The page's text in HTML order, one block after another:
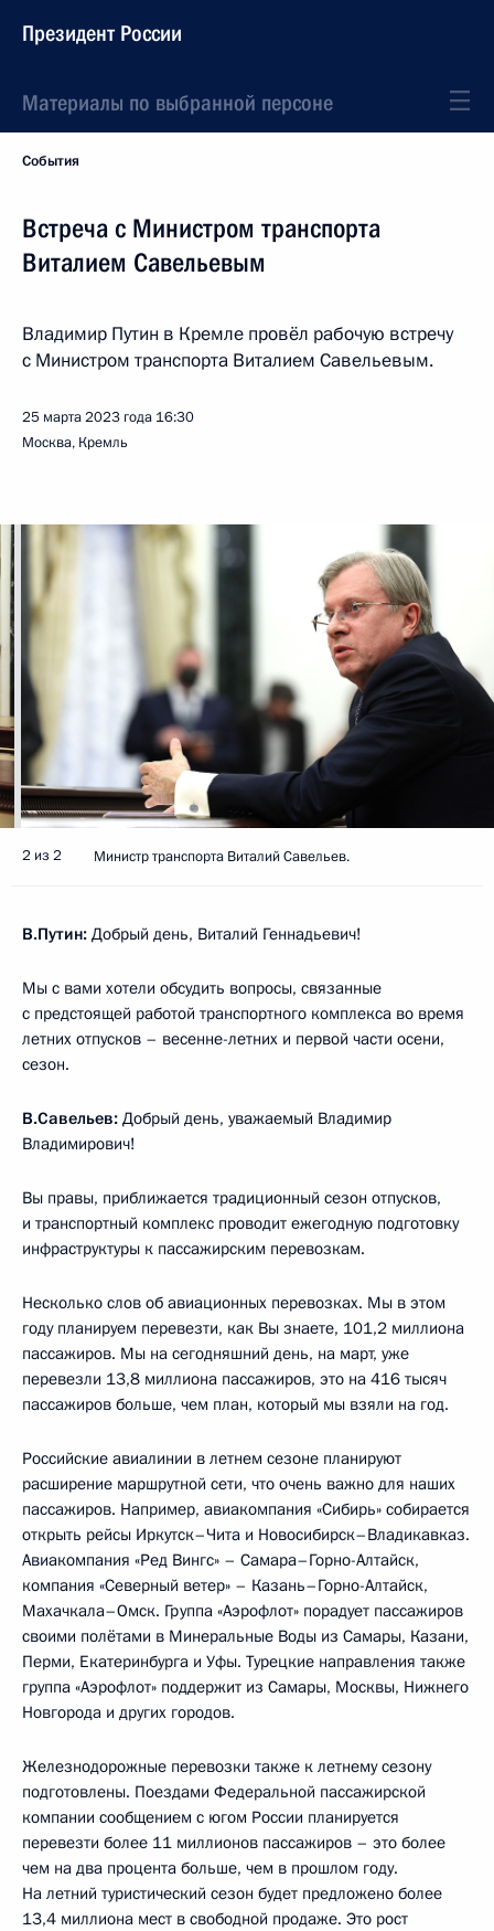
Президент России
Материалы по выбранной персоне
События
Встреча с Министром транспорта
Виталием Савельевым
Владимир Путин в Кремле провёл рабочую встречу
с Министром транспорта Виталием Савельевым.
25 марта 2023 года 16:30
Москва, Кремль
2 из 2 Министр транспорта Виталий Савельев.
В.Путин: Добрый день, Виталий Геннадьевич!
Мы с вами хотели обсудить вопросы, связанные
с предстоящей работой транспортного комплекса во время
летних отпусков – весенне-летних и первой части осени,
сезон.
В.Савельев: Добрый день, уважаемый Владимир
Владимирович!
Вы правы, приближается традиционный сезон отпусков,
и транспортный комплекс проводит ежегодную подготовку
инфраструктуры к пассажирским перевозкам.
Несколько слов об авиационных перевозках. Мы в этом
году планируем перевезти, как Вы знаете, 101,2 миллиона
пассажиров. Мы на сегодняшний день, на март, уже
перевезли 13,8 миллиона пассажиров, это на 416 тысяч
пассажиров больше, чем план, который мы взяли на год.
Российские авиалинии в летнем сезоне планируют
расширение маршрутной сети, что очень важно для наших
пассажиров. Например, авиакомпания «Сибирь» собирается
открыть рейсы Иркутск–Чита и Новосибирск–Владикавказ.
Авиакомпания «Ред Вингс» – Самара–Горно-Алтайск,
компания «Северный ветер» – Казань–Горно-Алтайск,
Махачкала–Омск. Группа «Аэрофлот» порадует пассажиров
своими полётами в Минеральные Воды из Самары, Казани,
Перми, Екатеринбурга и Уфы. Турецкие направления также
группа «Аэрофлот» поддержит из Самары, Москвы, Нижнего
Новгорода и других городов.
Железнодорожные перевозки также к летнему сезону
подготовлены. Поездами Федеральной пассажирской
компании сообщением с югом России планируется
перевезти более 11 миллионов пассажиров – это более
чем на два процента больше, чем в прошлом году.
На летний туристический сезон будет предложено более
13,4 миллиона мест в свободной продаже. Это рост